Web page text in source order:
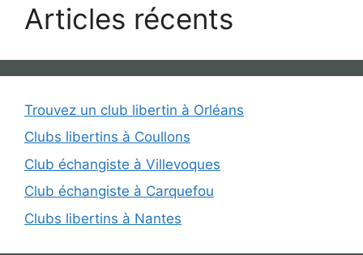
Articles récents
Trouvez un club libertin à Orléans
Clubs libertins à Coullons
Club échangiste à Villevoques
Club échangiste à Carquefou
Clubs libertins à Nantes